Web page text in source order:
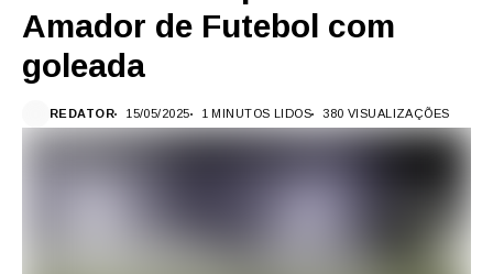
Amador de Futebol com
goleada
REDATOR 15/05/2025 1 MINUTOS LIDOS 380 VISUALIZAÇÕES